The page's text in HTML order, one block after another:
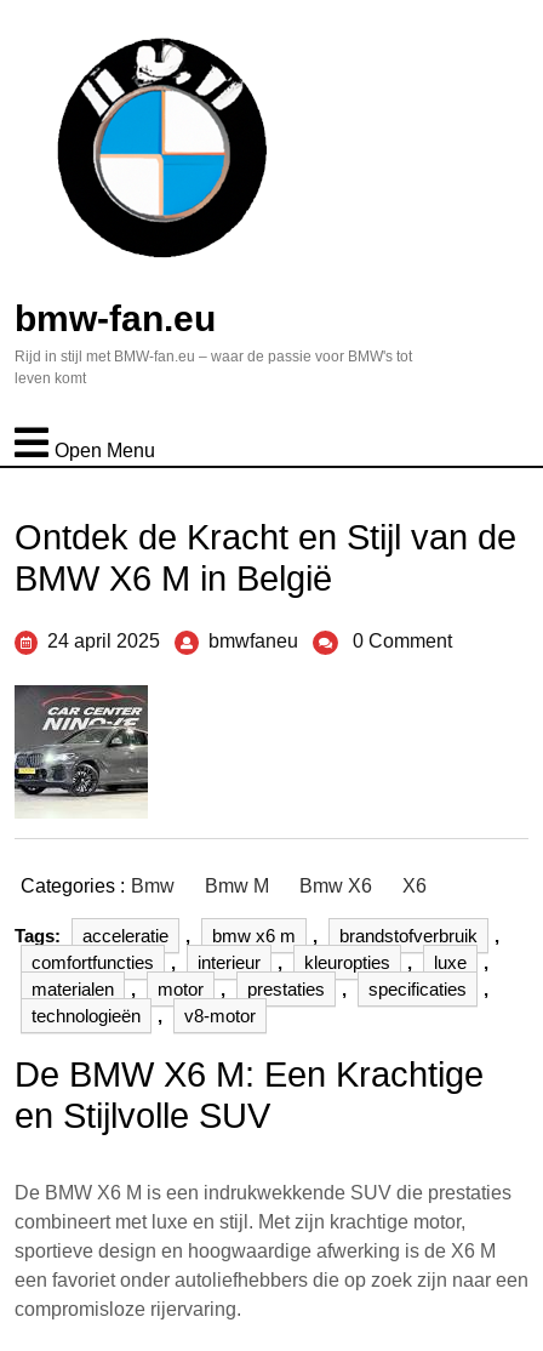
bmw-fan.eu
Rijd in stijl met BMW-fan.eu – waar de passie voor BMW's tot
leven komt
Open Menu
Ontdek de Kracht en Stijl van de
BMW X6 M in België
24 april 2025 bmwfaneu 0 Comment
Categories : Bmw Bmw M Bmw X6 X6
Tags: acceleratie , bmw x6 m , brandstofverbruik
,
comfortfuncties
, interieur , kleuropties , luxe
,
materialen
, motor , prestaties , specificaties
,
technologieën
, v8-motor
De BMW X6 M: Een Krachtige
en Stijlvolle SUV
De BMW X6 M is een indrukwekkende SUV die prestaties
combineert met luxe en stijl. Met zijn krachtige motor,
sportieve design en hoogwaardige afwerking is de X6 M
een favoriet onder autoliefhebbers die op zoek zijn naar een
compromisloze rijervaring.